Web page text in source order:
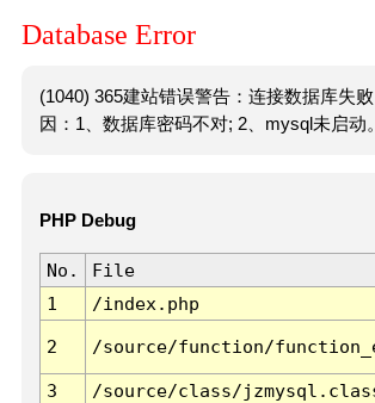
Database Error
(1040) 365建站错误警告：连接数据库失
因：1、数据库密码不对; 2、mysql未启动。
PHP Debug
No. File
1
/index.php
2 /source/function/
3 /source/class/